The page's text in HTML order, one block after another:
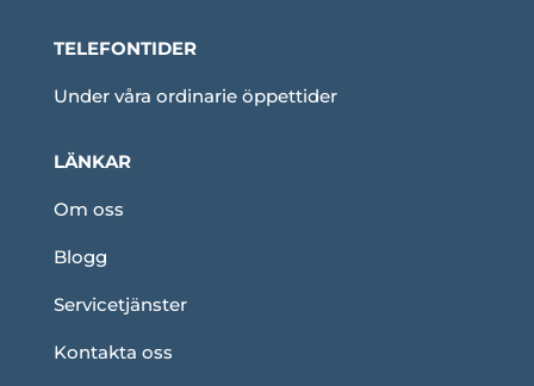
TELEFONTIDER
Under våra ordinarie öppettider
LÄNKAR
Om oss
Blogg
Servicetjänster
Kontakta oss